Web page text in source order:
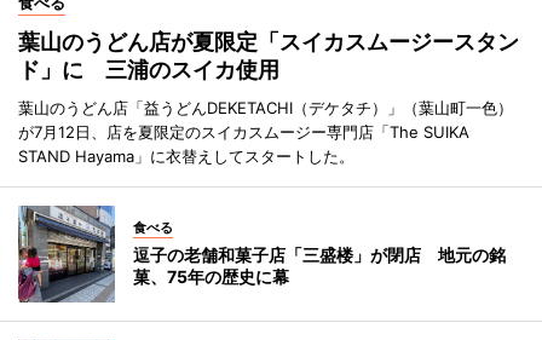
葉山のうどん店が夏限定「スイカスムージースタン
ド」に 三浦のスイカ使用
葉山のうどん店「益うどんDEKETACHI（デケタチ）」（葉山町一色）
が7月12日、店を夏限定のスイカスムージー専門店「The SUIKA
STAND Hayama」に衣替えしてスタートした。
食べる
逗子の老舗和菓子店「三盛楼」が閉店 地元の銘
菓、75年の歴史に幕